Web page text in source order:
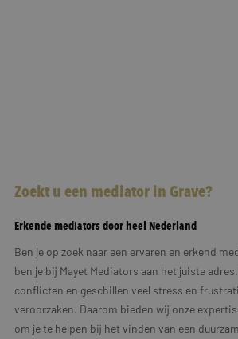
Zoekt u een mediator in Grave?
Erkende mediators door heel Nederland
Ben je op zoek naar een ervaren en erkend
ben je bij Mayet Mediators aan het juiste
conflicten en geschillen veel stress en
veroorzaken. Daarom bieden wij onze
om je te helpen bij het vinden van een